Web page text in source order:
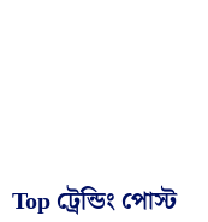
Top ট্রেন্ডিং পোস্ট